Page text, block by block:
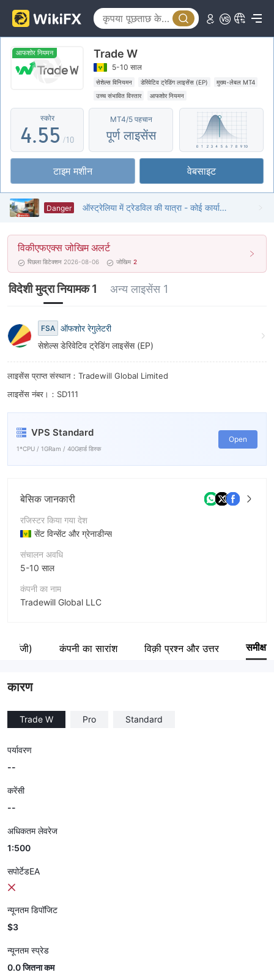
आफशोर नियमन Trade W
5-10 साल
सेशेल्स विनियमन डेरिवेटिव ट्रेडिंग लाइसेंस (EP)
मुख्य-लेबल MT4
उच्च संभावित विस्तार
आफशोर नियमन
स्कोर
0
1
3
4
5
6
7
8
9
.
0
1
2
4
5
6
7
8
9
0
1
2
4
5
6
7
8
9
/10
MT4/5 पहचान
पूर्ण लाइसेंस
टाइम मशीन वेबसाइट
Danger ऑस्ट्रेलिया में ट्रेडविल की यात्रा - कोई कार्यालय नहीं मिला
विकीएफएक्स जोखिम अलर्ट
पिछला डिटेक्शन 2026-08-06 जोखिम 2
विदेशी मुद्रा नियामक 1 अन्य लाइसेंस 1
FSA ऑफशोर रेगुलेटरी
सेशेल्स डेरिवेटिव ट्रेडिंग लाइसेंस (EP)
लाइसेंस प्राप्त संस्थान：Tradewill Global Limited
लाइसेंस नंबर।：SD111
VPS Standard
1*CPU / 1GRam / 40Gहार्ड डिस्क
Open
बेसिक जानकारी
रजिस्टर किया गया देश
सेंट विन्सेंट और ग्रेनाडीन्स
संचालन अवधि
5-10 साल
कंपनी का नाम
Tradewill Global LLC
कंपनी का कर्मचारी
कंपनी का सारांश विक़ी प्रश्न और उत्तर समीक्षा
कारण
Trade W Pro Standard
पर्यावरण
--
करेंसी
--
अधिकतम लेवरेज
1:500
सपोर्टेडEA
न्यूनतम डिपॉजिट
$3
न्यूनतम स्प्रेड
0.0 जितना कम